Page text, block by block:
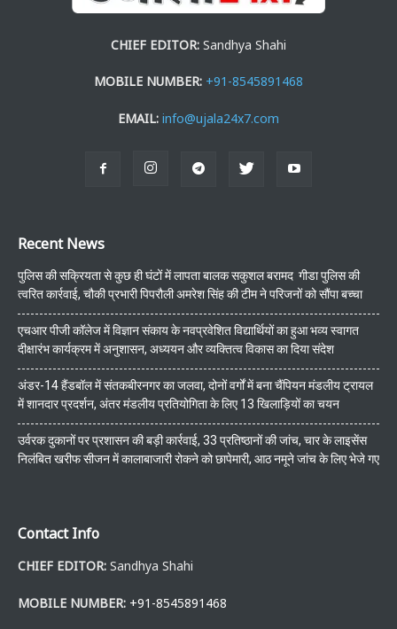
CHIEF EDITOR: Sandhya Shahi
MOBILE NUMBER: +91-8545891468
EMAIL: info@ujala24x7.com
Recent News
पुलिस की सक्रियता से कुछ ही घंटों में लापता बालक सकुशल बरामद गीडा पुलिस की
त्वरित कार्रवाई, चौकी प्रभारी पिपरौली अमरेश सिंह की टीम ने परिजनों को सौंपा बच्चा
एचआर पीजी कॉलेज में विज्ञान संकाय के नवप्रवेशित विद्यार्थियों का हुआ भव्य स्वागत
दीक्षारंभ कार्यक्रम में अनुशासन, अध्ययन और व्यक्तित्व विकास का दिया संदेश
अंडर-14 हैंडबॉल में संतकबीरनगर का जलवा, दोनों वर्गों में बना चैंपियन मंडलीय ट्रायल
में शानदार प्रदर्शन, अंतर मंडलीय प्रतियोगिता के लिए 13 खिलाड़ियों का चयन
उर्वरक दुकानों पर प्रशासन की बड़ी कार्रवाई, 33 प्रतिष्ठानों की जांच, चार के लाइसेंस
निलंबित खरीफ सीजन में कालाबाजारी रोकने को छापेमारी, आठ नमूने जांच के लिए भेजे गए
Contact Info
CHIEF EDITOR: Sandhya Shahi
MOBILE NUMBER: +91-8545891468